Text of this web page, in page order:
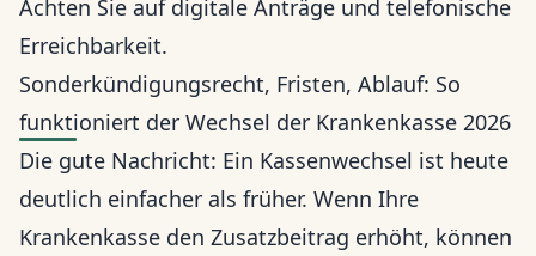
Achten Sie auf digitale Anträge und telefonische
Erreichbarkeit.
Sonderkündigungsrecht, Fristen, Ablauf: So
funktioniert der Wechsel der Krankenkasse 2026
Die gute Nachricht: Ein Kassenwechsel ist heute
deutlich einfacher als früher. Wenn Ihre
Krankenkasse den Zusatzbeitrag erhöht, können